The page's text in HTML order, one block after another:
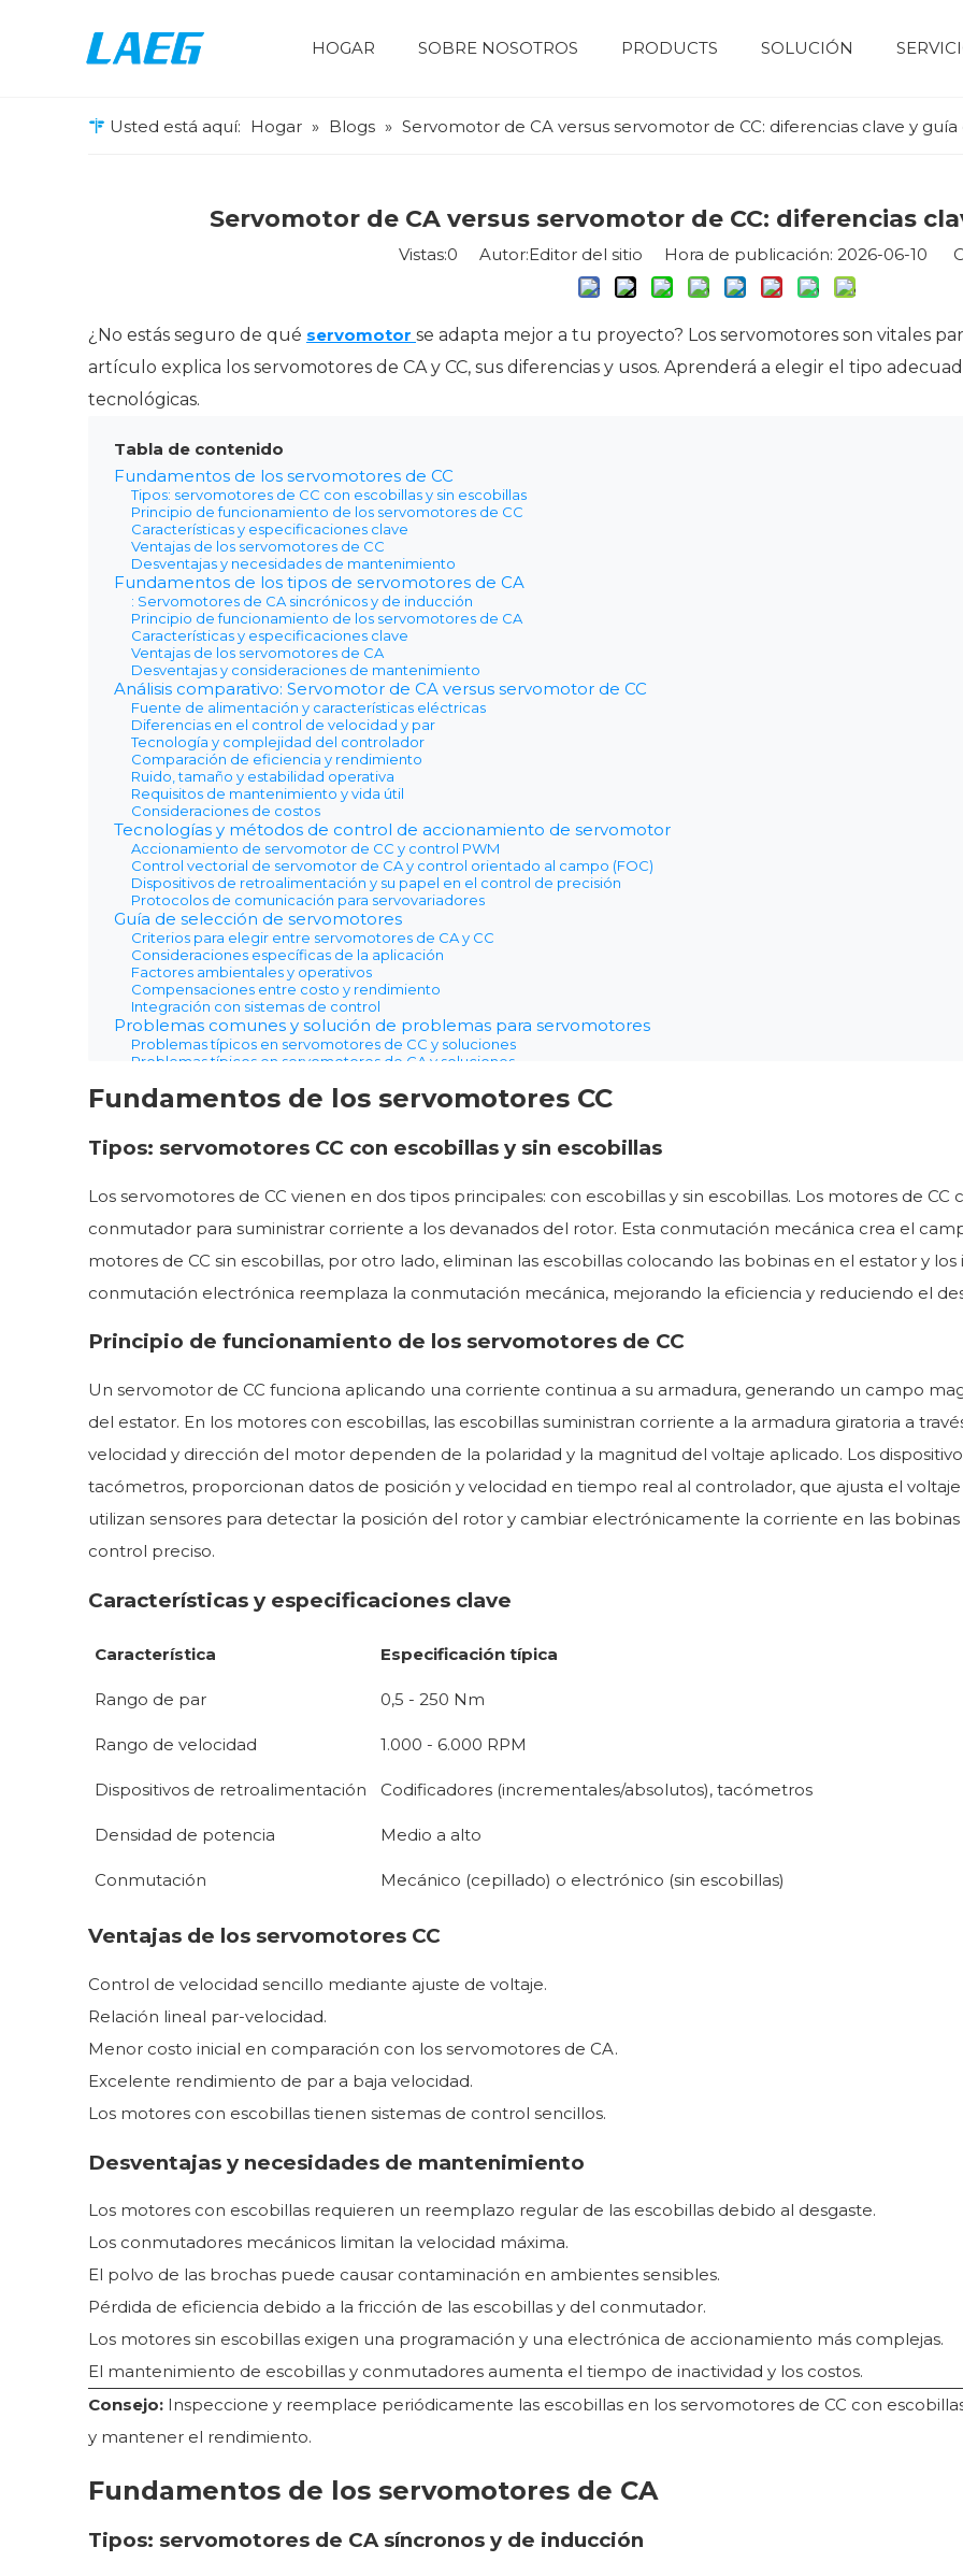
HOGAR SOBRE NOSOTROS PRODUCTS SOLUCIÓN
Usted está aquí: Hogar » Blogs » Servomotor de CA versus servomotor de CC: diferencias clave y
Servomotor de CA versus servomotor de CC: diferencias
Vistas:0 Autor:Editor del sitio Hora de publicación: 2026-06-10
¿No estás seguro de qué servomotor se adapta mejor a tu proyecto? Los servomotores son vitales
artículo explica los servomotores de CA y CC, sus diferencias y usos. Aprenderá a elegir el tipo
tecnológicas.
Tabla de contenido
Fundamentos de los servomotores de CC
Tipos: servomotores de CC con escobillas y sin escobillas
Principio de funcionamiento de los servomotores de CC
Características y especificaciones clave
Ventajas de los servomotores de CC
Desventajas y necesidades de mantenimiento
Fundamentos de los tipos de servomotores de CA
: Servomotores de CA sincrónicos y de inducción
Principio de funcionamiento de los servomotores de CA
Características y especificaciones clave
Ventajas de los servomotores de CA
Desventajas y consideraciones de mantenimiento
Análisis comparativo: Servomotor de CA versus servomotor de CC
Fuente de alimentación y características eléctricas
Diferencias en el control de velocidad y par
Tecnología y complejidad del controlador
Comparación de eficiencia y rendimiento
Ruido, tamaño y estabilidad operativa
Requisitos de mantenimiento y vida útil
Consideraciones de costos
Tecnologías y métodos de control de accionamiento de servomotor
Accionamiento de servomotor de CC y control PWM
Control vectorial de servomotor de CA y control orientado al campo (FOC)
Dispositivos de retroalimentación y su papel en el control de precisión
Protocolos de comunicación para servovariadores
Guía de selección de servomotores
Criterios para elegir entre servomotores de CA y CC
Consideraciones específicas de la aplicación
Factores ambientales y operativos
Compensaciones entre costo y rendimiento
Integración con sistemas de control
Problemas comunes y solución de problemas para servomotores
Problemas típicos en servomotores de CC y soluciones
Problemas típicos en servomotores de CA y soluciones
Herramientas y técnicas de diagnóstico
Fabricantes líderes y ejemplos de productos
Líneas de productos de servomotores de CC populares
Conclusión
Preguntas frecuentes
P: ¿Qué es un servomotor y cómo funciona?
P: ¿Por qué elegir un servomotor de CA en lugar de un servomotor de CC?
P: ¿Qué factores afectan el costo de los servomotores?
Fundamentos de los servomotores CC
Tipos: servomotores CC con escobillas y sin escobillas
Los servomotores de CC vienen en dos tipos principales: con escobillas y sin escobillas. Los motores de CC
conmutador para suministrar corriente a los devanados del rotor. Esta conmutación mecánica crea el
motores de CC sin escobillas, por otro lado, eliminan las escobillas colocando las bobinas en el estator y
conmutación electrónica reemplaza la conmutación mecánica, mejorando la eficiencia y reduciendo el
Principio de funcionamiento de los servomotores de CC
Un servomotor de CC funciona aplicando una corriente continua a su armadura, generando un campo
del estator. En los motores con escobillas, las escobillas suministran corriente a la armadura giratoria a
velocidad y dirección del motor dependen de la polaridad y la magnitud del voltaje aplicado. Los
tacómetros, proporcionan datos de posición y velocidad en tiempo real al controlador, que ajusta el
utilizan sensores para detectar la posición del rotor y cambiar electrónicamente la corriente en las
control preciso.
Características y especificaciones clave
Característica Especificación típica
Rango de par 0,5 - 250 Nm
Rango de velocidad 1.000 - 6.000 RPM
Dispositivos de retroalimentación Codificadores (incrementales/absolutos), tacómetros
Densidad de potencia Medio a alto
Conmutación Mecánico (cepillado) o electrónico (sin escobillas)
Ventajas de los servomotores CC
Control de velocidad sencillo mediante ajuste de voltaje.
Relación lineal par-velocidad.
Menor costo inicial en comparación con los servomotores de CA.
Excelente rendimiento de par a baja velocidad.
Los motores con escobillas tienen sistemas de control sencillos.
Desventajas y necesidades de mantenimiento
Los motores con escobillas requieren un reemplazo regular de las escobillas debido al desgaste.
Los conmutadores mecánicos limitan la velocidad máxima.
El polvo de las brochas puede causar contaminación en ambientes sensibles.
Pérdida de eficiencia debido a la fricción de las escobillas y del conmutador.
Los motores sin escobillas exigen una programación y una electrónica de accionamiento más complejas.
El mantenimiento de escobillas y conmutadores aumenta el tiempo de inactividad y los costos.
Consejo: Inspeccione y reemplace periódicamente las escobillas en los servomotores de CC con
y mantener el rendimiento.
Fundamentos de los servomotores de CA
Tipos: servomotores de CA síncronos y de inducción